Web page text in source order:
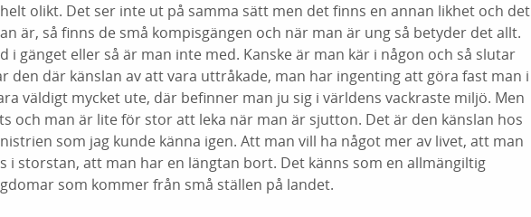
olikt. Det ser inte ut på samma sätt men det finns en annan likhet och det
är, så finns de små kompisgängen och när man är ung så betyder det allt.
i gänget eller så är man inte med. Kanske är man kär i någon och så slutar
den där känslan av att vara uttråkade, man har ingenting att göra fast man i
väldigt mycket ute, där befinner man ju sig i världens vackraste miljö. Men
och man är lite för stor att leka när man är sjutton. Det är den känslan hos
som jag kunde känna igen. Att man vill ha något mer av livet, att man
i storstan, att man har en längtan bort. Det känns som en allmängiltig
som kommer från små ställen på landet.